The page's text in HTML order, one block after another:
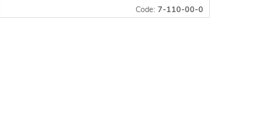
variabilnú rýchlosť dosahujúcu
Code: 7-110-00-0